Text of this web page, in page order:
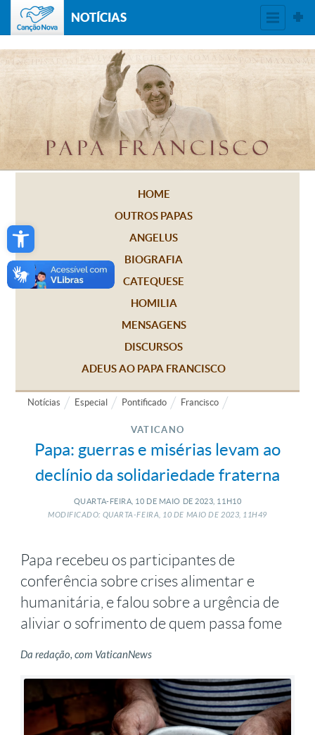
Open toolbar
NOTÍCIAS
HOME
OUTROS PAPAS
ANGELUS
BIOGRAFIA
CATEQUESE
HOMILIA
MENSAGENS
DISCURSOS
ADEUS AO PAPA FRANCISCO
Notícias Especial Pontificado Francisco
VATICANO
Papa: guerras e misérias levam ao
declínio da solidariedade fraterna
QUARTA-FEIRA, 10 DE MAIO DE 2023, 11H10
MODIFICADO: QUARTA-FEIRA, 10 DE MAIO DE 2023, 11H49
Papa recebeu os participantes de
conferência sobre crises alimentar e
humanitária, e falou sobre a urgência de
aliviar o sofrimento de quem passa fome
Da redação, com VaticanNews